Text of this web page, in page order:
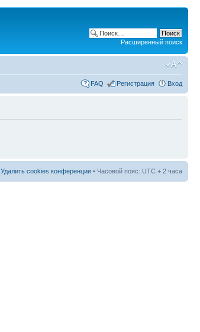
Расширенный поиск
FAQ Регистрация Вход
Удалить cookies конференции • Часовой пояс: UTC + 2 часа